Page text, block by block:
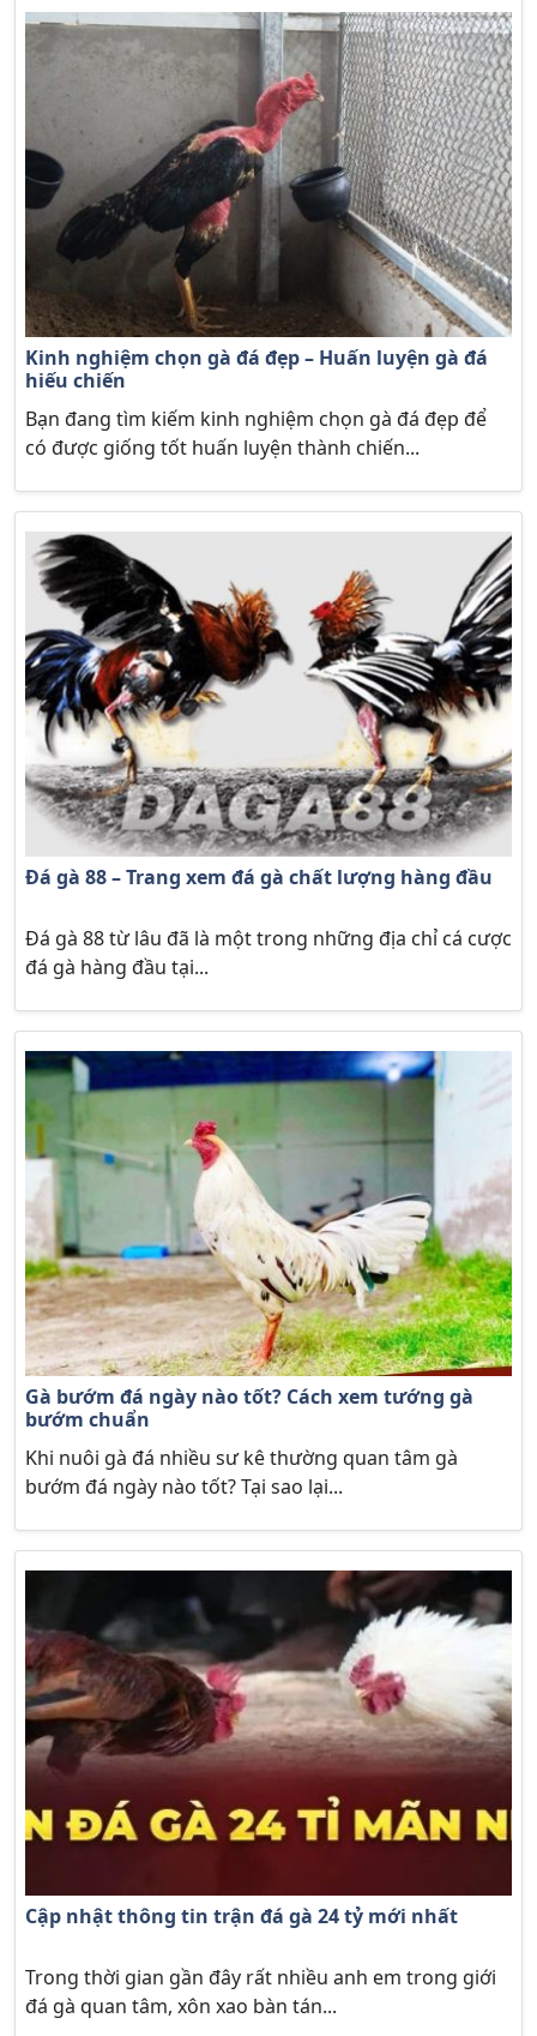
Kinh nghiệm chọn gà đá đẹp – Huấn luyện gà đá
hiếu chiến
Bạn đang tìm kiếm kinh nghiệm chọn gà đá đẹp để
có được giống tốt huấn luyện thành chiến...
Đá gà 88 – Trang xem đá gà chất lượng hàng đầu
Đá gà 88 từ lâu đã là một trong những địa chỉ cá cược
đá gà hàng đầu tại...
Gà bướm đá ngày nào tốt? Cách xem tướng gà
bướm chuẩn
Khi nuôi gà đá nhiều sư kê thường quan tâm gà
bướm đá ngày nào tốt? Tại sao lại...
Cập nhật thông tin trận đá gà 24 tỷ mới nhất
Trong thời gian gần đây rất nhiều anh em trong giới
đá gà quan tâm, xôn xao bàn tán...